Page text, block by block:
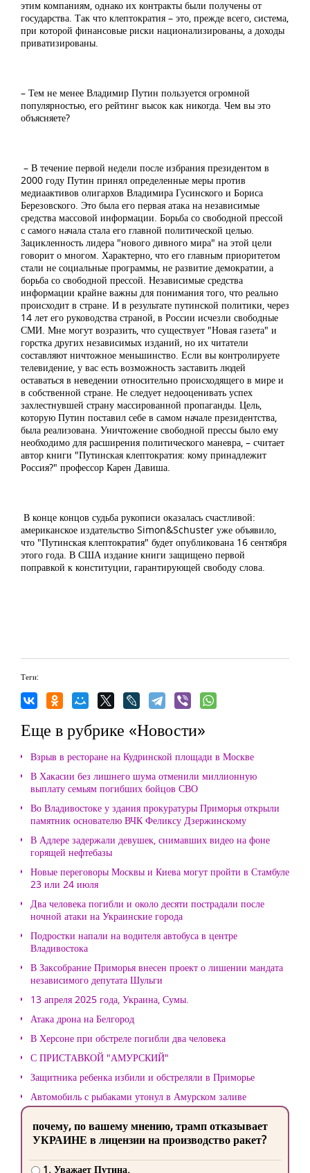
этим компаниям, однако их контракты были получены от
государства. Так что клептократия – это, прежде всего, система,
при которой финансовые риски национализированы, а доходы
приватизированы.
– Тем не менее Владимир Путин пользуется огромной
популярностью, его рейтинг высок как никогда. Чем вы это
объясняете?
– В течение первой недели после избрания президентом в
2000 году Путин принял определенные меры против
медиаактивов олигархов Владимира Гусинского и Бориса
Березовского. Это была его первая атака на независимые
средства массовой информации. Борьба со свободной прессой
с самого начала стала его главной политической целью.
Зацикленность лидера "нового дивного мира" на этой цели
говорит о многом. Характерно, что его главным приоритетом
стали не социальные программы, не развитие демократии, а
борьба со свободной прессой. Независимые средства
информации крайне важны для понимания того, что реально
происходит в стране. И в результате путинской политики, через
14 лет его руководства страной, в России исчезли свободные
СМИ. Мне могут возразить, что существует "Новая газета" и
горстка других независимых изданий, но их читатели
составляют ничтожное меньшинство. Если вы контролируете
телевидение, у вас есть возможность заставить людей
оставаться в неведении относительно происходящего в мире и
в собственной стране. Не следует недооценивать успех
захлестнувшей страну массированной пропаганды. Цель,
которую Путин поставил себе в самом начале президентства,
была реализована. Уничтожение свободной прессы было ему
необходимо для расширения политического маневра, – считает
автор книги "Путинская клептократия: кому принадлежит
Россия?" профессор Карен Давиша.
В конце концов судьба рукописи оказалась счастливой:
американское издательство Simon&Schuster уже объявило,
что "Путинская клептократия" будет опубликована 16 сентября
этого года. В США издание книги защищено первой
поправкой к конституции, гарантирующей свободу слова.
Теги:
Еще в рубрике «Новости»
Взрыв в ресторане на Кудринской площади в Москве
В Хакасии без лишнего шума отменили миллионную
выплату семьям погибших бойцов СВО
Во Владивостоке у здания прокуратуры Приморья открыли
памятник основателю ВЧК Феликсу Дзержинскому
В Адлере задержали девушек, снимавших видео на фоне
горящей нефтебазы
Новые переговоры Москвы и Киева могут пройти в Стамбуле
23 или 24 июля
Два человека погибли и около десяти пострадали после
ночной атаки на Украинские города
Подростки напали на водителя автобуса в центре
Владивостока
В Заксобрание Приморья внесен проект о лишении мандата
независимого депутата Шульги
13 апреля 2025 года, Украина, Сумы.
Атака дрона на Белгород
В Херсоне при обстреле погибли два человека
С ПРИСТАВКОЙ "АМУРСКИЙ"
Защитника ребенка избили и обстреляли в Приморье
Автомобиль с рыбаками утонул в Амурском заливе
почему, по вашему мнению, трамп отказывает
УКРАИНЕ в лицензии на производство ракет?
1. Уважает Путина.